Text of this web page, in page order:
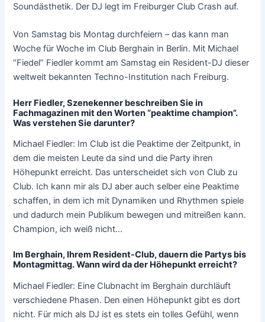
Soundästhetik. Der DJ legt im Freiburger Club Crash auf.
Von Samstag bis Montag durchfeiern – das kann man
Woche für Woche im Club Berghain in Berlin. Mit Michael
“Fiedel” Fiedler kommt am Samstag ein Resident-DJ dieser
weltweit bekannten Techno-Institution nach Freiburg.
Herr Fiedler, Szenekenner beschreiben Sie in
Fachmagazinen mit den Worten “peaktime champion”.
Was verstehen Sie darunter?
Michael Fiedler: Im Club ist die Peaktime der Zeitpunkt, in
dem die meisten Leute da sind und die Party ihren
Höhepunkt erreicht. Das unterscheidet sich von Club zu
Club. Ich kann mir als DJ aber auch selber eine Peaktime
schaffen, in dem ich mit Dynamiken und Rhythmen spiele
und dadurch mein Publikum bewegen und mitreißen kann.
Champion, ich weiß nicht…
Im Berghain, Ihrem Resident-Club, dauern die Partys bis
Montagmittag. Wann wird da der Höhepunkt erreicht?
Michael Fiedler: Eine Clubnacht im Berghain durchläuft
verschiedene Phasen. Den einen Höhepunkt gibt es dort
nicht. Für mich als DJ ist es stets ein tolles Gefühl, wenn